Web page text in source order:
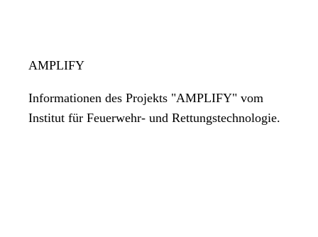
AMPLIFY
Informationen des Projekts "AMPLIFY" vom
Institut für Feuerwehr- und Rettungstechnologie.